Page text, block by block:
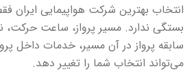
انتخاب بهترین شرکت هواپیمایی ایران
بستگی ندارد. مسیر پرواز، ساعت حرکت،
سابقه پرواز در آن مسیر، خدمات داخل
می‌تواند انتخاب شما را تغییر دهد.